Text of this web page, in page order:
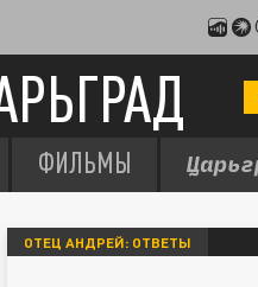
ФИЛЬМЫ
ОТЕЦ АНДРЕЙ: ОТВЕТЫ